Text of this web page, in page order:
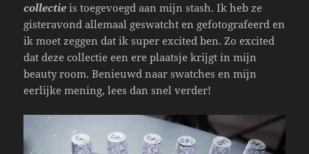
collectie is toegevoegd aan mijn stash. Ik heb ze
gisteravond allemaal geswatcht en gefotografeerd en
ik moet zeggen dat ik super excited ben. Zo excited
dat deze collectie een ere plaatsje krijgt in mijn
beauty room. Benieuwd naar swatches en mijn
eerlijke mening, lees dan snel verder!